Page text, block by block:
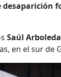
desaparición
Saúl Arboleda
en el sur de